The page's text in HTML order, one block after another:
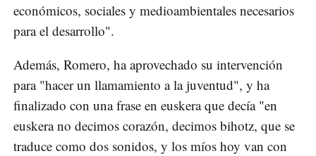
económicos, sociales y medioambientales necesarios
para el desarrollo".
Además, Romero, ha aprovechado su intervención
para "hacer un llamamiento a la juventud", y ha
finalizado con una frase en euskera que decía "en
euskera no decimos corazón, decimos bihotz, que se
traduce como dos sonidos, y los míos hoy van con